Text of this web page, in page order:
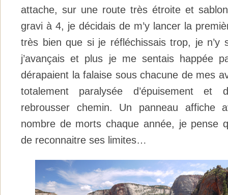
attache, sur une route très étroite et
gravi à 4, je décidais de m’y lancer la
très bien que si je réfléchissais trop, je n’y
j’avançais et plus je me sentais happée
dérapaient la falaise sous chacune de mes
totalement paralysée d’épuisement
rebrousser chemin. Un panneau affiche
nombre de morts chaque année, je pense
de reconnaitre ses limites…